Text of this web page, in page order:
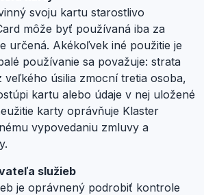
svoju kartu starostlivo
môže byť používaná iba za
určená. Akékoľvek iné použitie je
používanie sa považuje: strata
veľkého úsilia zmocní tretia osoba,
kartu alebo údaje v nej uložené
karty oprávňuje Klaster
vypovedaniu zmluvy a
služieb
je oprávnený podrobiť kontrole